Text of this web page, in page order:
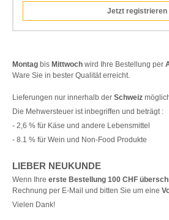
Jetzt registrieren
Montag bis Mittwoch wird Ihre Bestellung per
Ware Sie in bester Qualität erreicht.
Lieferungen nur innerhalb der Schweiz
Die Mehwersteuer ist inbegriffen und beträgt :
- 2,6 % für Käse und andere Lebensmittel
- 8.1 % für Wein und Non-Food Produkte
LIEBER NEUKUNDE
Wenn Ihre erste Bestellung 100 CHF
Rechnung per E-Mail und bitten Sie um eine
Vielen Dank!